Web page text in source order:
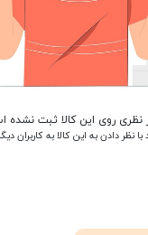
نظری روی این کالا ثبت نشده
با نظر دادن به این کالا به کاربران